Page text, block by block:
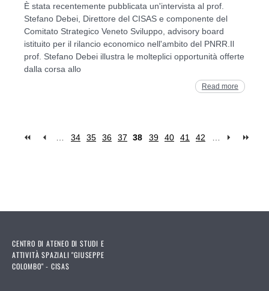
È stata recentemente pubblicata un'intervista al prof.
Stefano Debei, Direttore del CISAS e componente del
Comitato Strategico Veneto Sviluppo, advisory board
istituito per il rilancio economico nell'ambito del PNRR.Il
prof. Stefano Debei illustra le molteplici opportunità offerte
dalla corsa allo
Read more
34 35 36 37 38 39 40 41 42
CENTRO DI ATENEO DI STUDI E
ATTIVITÀ SPAZIALI "GIUSEPPE
COLOMBO" - CISAS